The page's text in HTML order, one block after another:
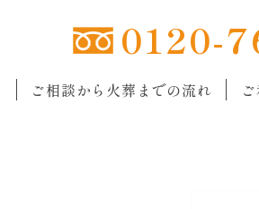
0120-
ご相談から火葬までの流れ